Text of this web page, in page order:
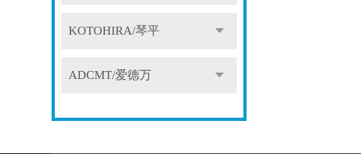
KOTOHIRA/琴平
ADCMT/爱德万